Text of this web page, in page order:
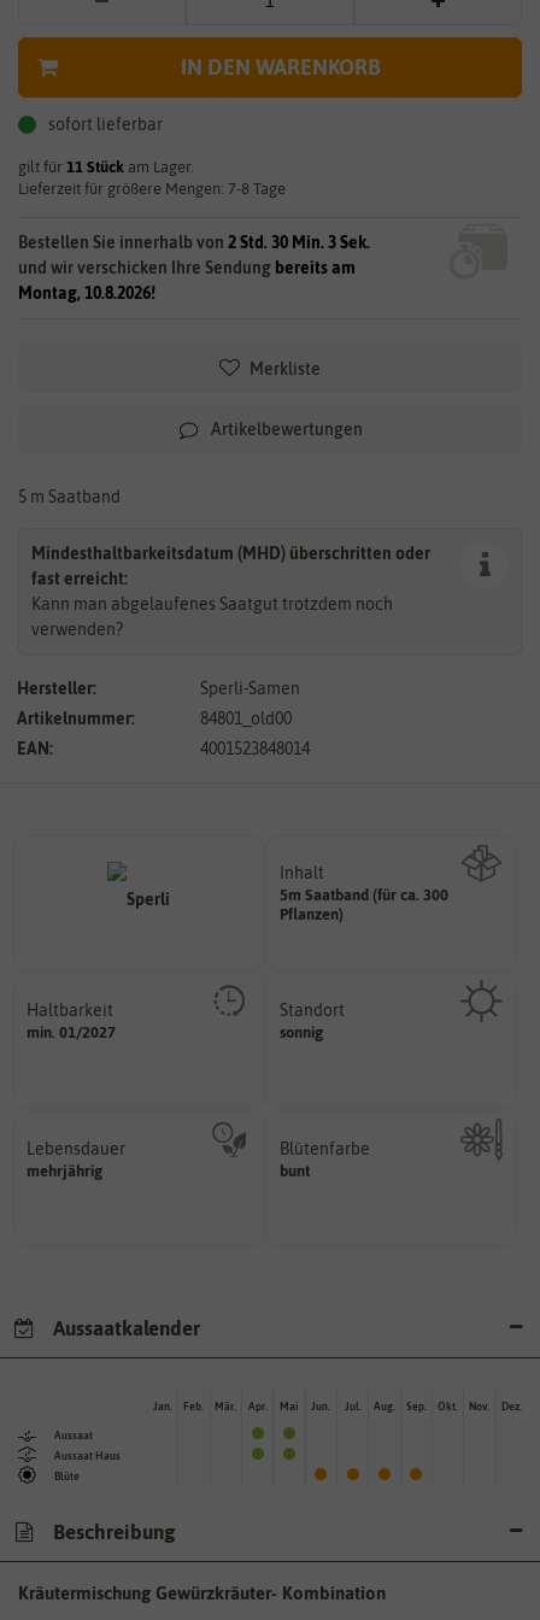
IN DEN WARENKORB
sofort lieferbar
gilt für 11 Stück am Lager.
Lieferzeit für größere Mengen: 7-8 Tage
Bestellen Sie innerhalb von 2 Std. 30 Min. 3 Sek.
und wir verschicken Ihre Sendung bereits am
Montag, 10.8.2026!
Merkliste
Artikelbewertungen
5 m Saatband
Mindesthaltbarkeitsdatum (MHD) überschritten oder
fast erreicht:
Kann man abgelaufenes Saatgut trotzdem noch
verwenden?
Hersteller:
Sperli-Samen
Artikelnummer:
84801_old00
EAN:
4001523848014
Inhalt
5m Saatband (für ca. 300
Pflanzen)
Wie viel ist enthalten
Haltbarkeit
min. 01/2027
und Pflanzgut sehr gut keimen
sollte.
Standort
sonnig
Pflanze? (schattig, halbschattig,
sonnig, vollsonnig)
Lebensdauer
mehrjährig
einjährig, zweijährig oder
mehrjährig.
Blütenfarbe
bunt
Kann auch mehrfarbig sein.
Aussaatkalender
Aussaat
Aussaat Haus
Blüte
Jan. Feb. Mär. Apr. Mai Jun. Jul. Aug. Sep. Okt. Nov. Dez.
Beschreibung
Kräutermischung Gewürzkräuter- Kombination